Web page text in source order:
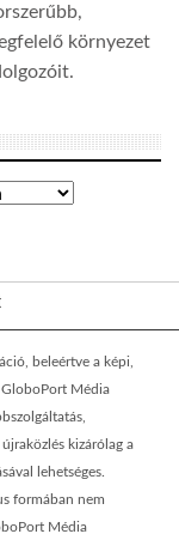
környezet
beleértve a képi,
GloboPort Média
kizárólag a
lehetséges.
formában nem
Média